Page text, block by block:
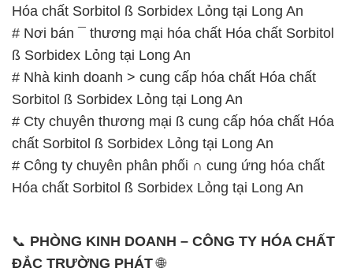
Hóa chất Sorbitol ß Sorbidex Lỏng tại Long An
# Nơi bán ¯ thương mại hóa chất Hóa chất Sorbitol
ß Sorbidex Lỏng tại Long An
# Nhà kinh doanh > cung cấp hóa chất Hóa chất
Sorbitol ß Sorbidex Lỏng tại Long An
# Cty chuyên thương mại ß cung cấp hóa chất Hóa
chất Sorbitol ß Sorbidex Lỏng tại Long An
# Công ty chuyên phân phối ∩ cung ứng hóa chất
Hóa chất Sorbitol ß Sorbidex Lỏng tại Long An
📞 PHÒNG KINH DOANH – CÔNG TY HÓA CHẤT
ĐẮC TRƯỜNG PHÁT🌐